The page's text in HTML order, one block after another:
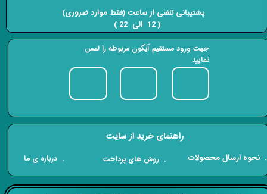
راهنمای خرید از سایت
​. نحوه ارسال محصولات . روش های پرداخت . درباره ی ما
​​​​​​​ پشتیبانی تلفنی از ساعت (فقط موارد ضروری)
( 12 الی 22 ) ​​​​​​​
جهت ورود مستقیم آیکون مربوطه را لمس
نمایید